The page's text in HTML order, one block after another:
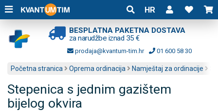
HR
BESPLATNA PAKETNA DOSTAVA
za narudžbe iznad 35 €
prodaja@kvantum-tim.hr 01 600 58 30
Početna stranica Oprema ordinacija Namještaj za ordinacije
Stepenica s jednim gazištem
bijelog okvira